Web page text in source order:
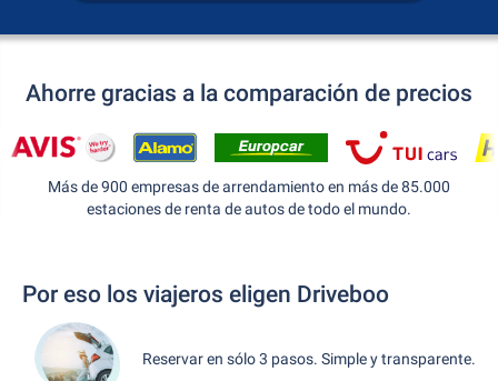
Ahorre gracias a la comparación de precios
Más de 900 empresas de arrendamiento en más de 85.000
estaciones de renta de autos de todo el mundo.
Por eso los viajeros eligen Driveboo
Reservar en sólo 3 pasos. Simple y transparente.